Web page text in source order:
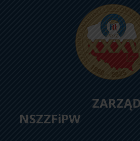
ZARZĄD
NSZZFiPW